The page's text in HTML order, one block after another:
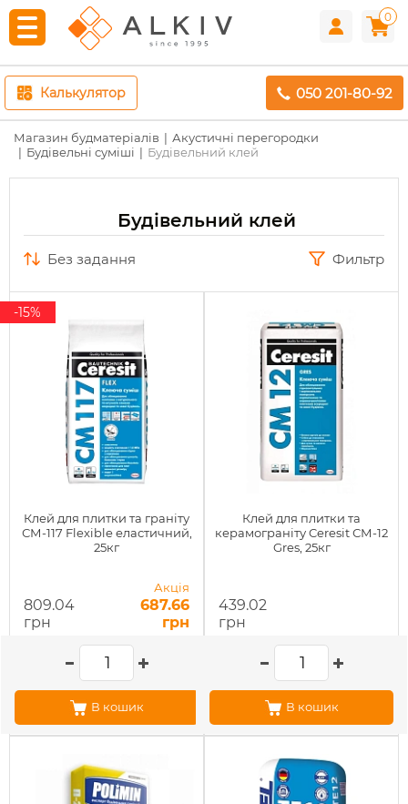
0
Калькулятор 050 201-80-92
Магазин будматеріалів
Акустичні перегородки
Будівельні суміші
Будівельний клей
Будівельний клей
без задання Фильтр
Клей для плитки та граніту
СМ-117 Flexible еластичний,
25кг
-15%
809.04
грн
Акція
687.66
грн
В кошик
Клей для плитки та
керамограніту Ceresit СМ-12
Gres, 25кг
439.02
грн
В кошик